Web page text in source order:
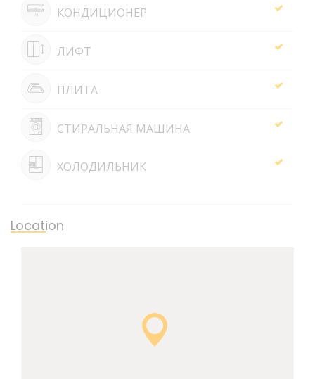
КОНДИЦИОНЕР
ЛИФТ
ПЛИТА
СТИРАЛЬНАЯ МАШИНА
ХОЛОДИЛЬНИК
Location